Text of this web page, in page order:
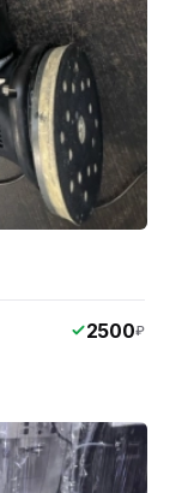
2500₽